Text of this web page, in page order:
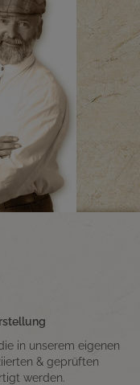
in unserem eigenen
& geprüften
werden.